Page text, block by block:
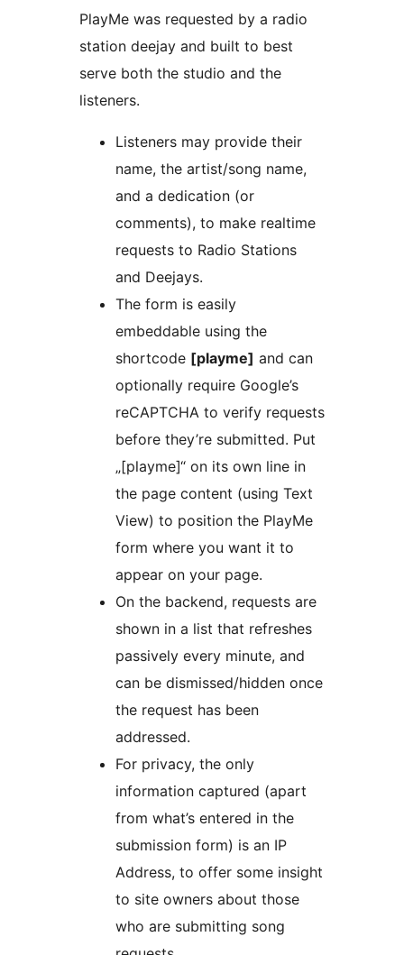
PlayMe was requested by a radio
station deejay and built to best
serve both the studio and the
listeners.
Listeners may provide their
name, the artist/song name,
and a dedication (or
comments), to make realtime
requests to Radio Stations
and Deejays.
The form is easily
embeddable using the
shortcode [playme] and can
optionally require Google’s
reCAPTCHA to verify requests
before they’re submitted. Put
„[playme]“ on its own line in
the page content (using Text
View) to position the PlayMe
form where you want it to
appear on your page.
On the backend, requests are
shown in a list that refreshes
passively every minute, and
can be dismissed/hidden once
the request has been
addressed.
For privacy, the only
information captured (apart
from what’s entered in the
submission form) is an IP
Address, to offer some insight
to site owners about those
who are submitting song